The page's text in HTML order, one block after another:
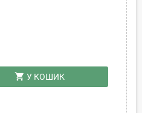
shopping_cart У КОШИК